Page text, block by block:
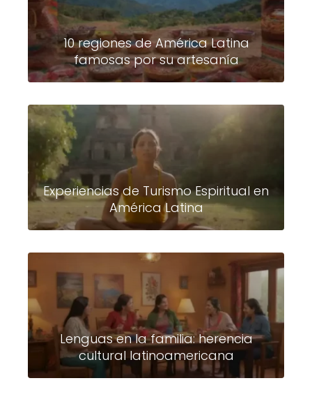
10 regiones de América Latina
famosas por su artesanía
Experiencias de Turismo Espiritual en
América Latina
Lenguas en la familia: herencia
cultural latinoamericana